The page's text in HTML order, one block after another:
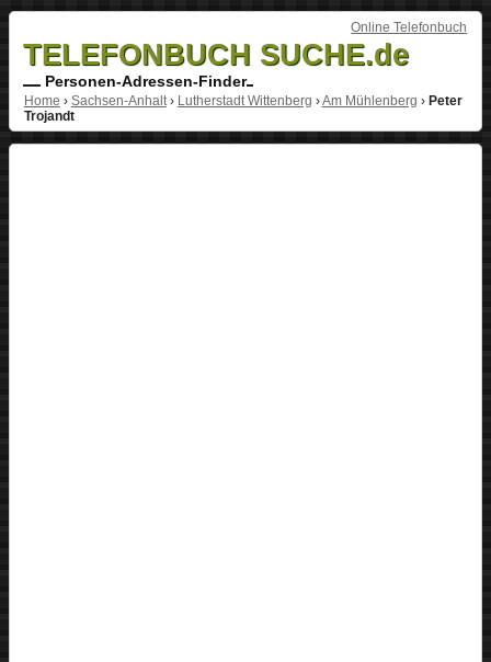
Online Telefonbuch
TELEFONBUCH SUCHE.de
Personen-Adressen-Finder
Home › Sachsen-Anhalt› Lutherstadt Wittenberg ›Am Mühlenberg › Peter
Trojandt